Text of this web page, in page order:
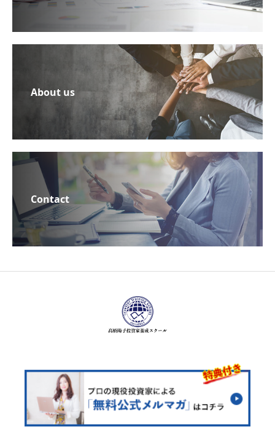
About us
Contact